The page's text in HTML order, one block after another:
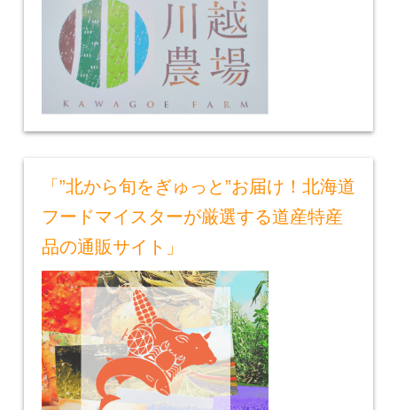
「”北から旬をぎゅっと”お届け！北海道
フードマイスターが厳選する道産特産
品の通販サイト」